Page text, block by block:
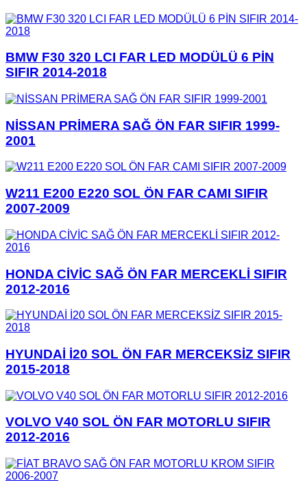
BMW F30 320 LCI FAR LED MODÜLÜ 6 PİN
SIFIR 2014-2018
NİSSAN PRİMERA SAĞ ÖN FAR SIFIR 1999-
2001
W211 E200 E220 SOL ÖN FAR CAMI SIFIR
2007-2009
HONDA CİVİC SAĞ ÖN FAR MERCEKLİ SIFIR
2012-2016
HYUNDAİ İ20 SOL ÖN FAR MERCEKSİZ SIFIR
2015-2018
VOLVO V40 SOL ÖN FAR MOTORLU SIFIR
2012-2016